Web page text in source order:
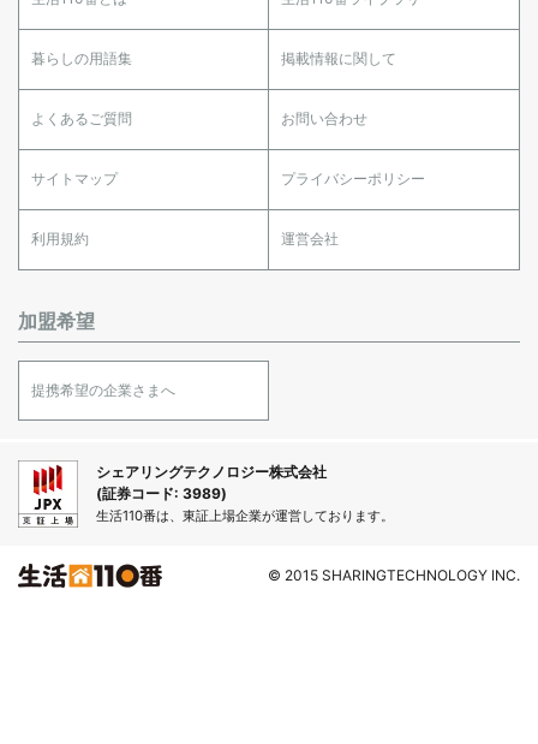
暮らしの用語集 掲載情報に関して
よくあるご質問 お問い合わせ
サイトマップ プライバシーポリシー
利用規約 運営会社
加盟希望
提携希望の企業さまへ
シェアリングテクノロジー株式会社
(証券コード: 3989)
生活110番は、東証上場企業が運営しております。
© 2015 SHARINGTECHNOLOGY INC.